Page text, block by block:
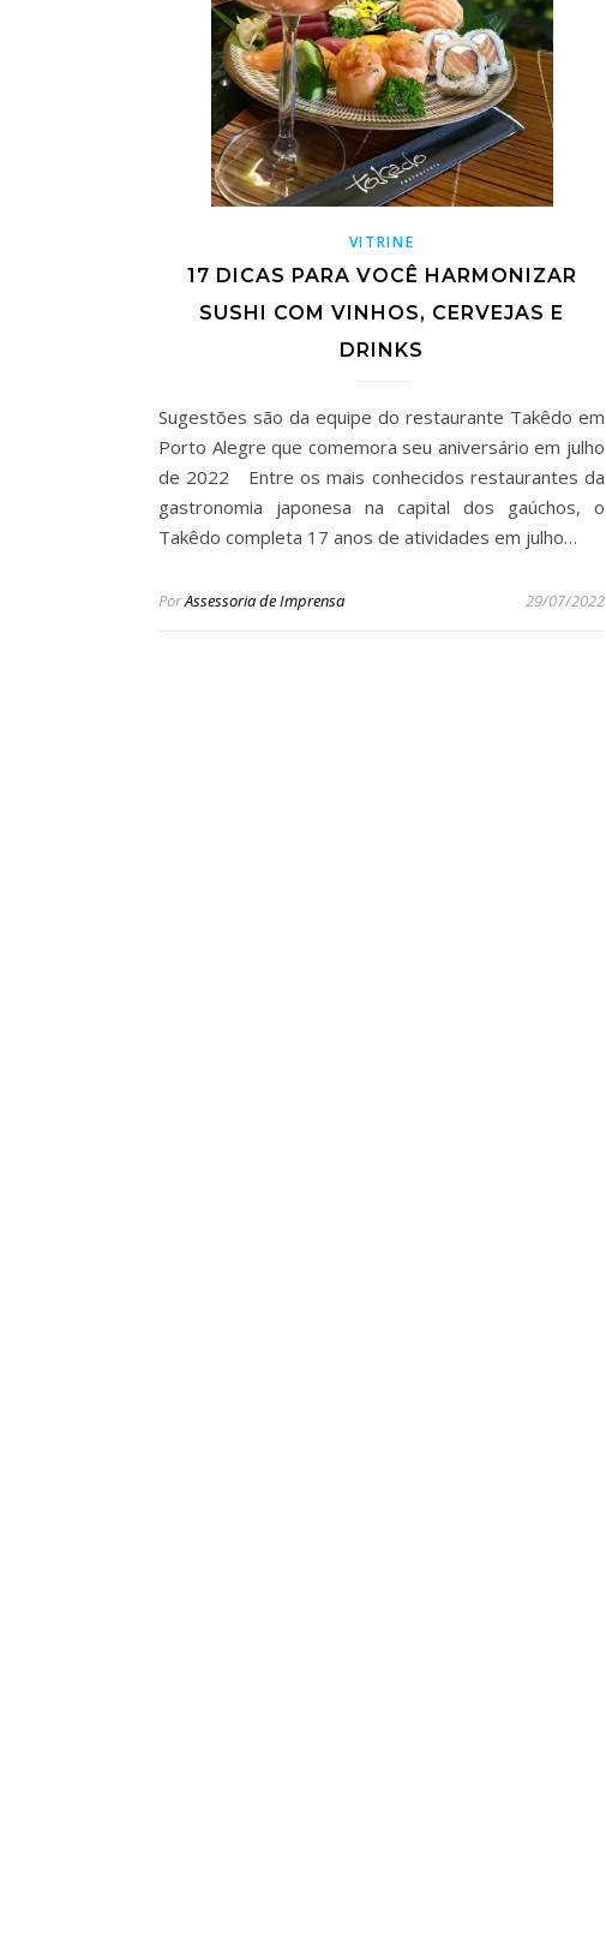
VITRINE
17 DICAS PARA VOCÊ HARMONIZAR
SUSHI COM VINHOS, CERVEJAS E
DRINKS
Sugestões são da equipe do restaurante Takêdo em
Porto Alegre que comemora seu aniversário em julho
de 2022 Entre os mais conhecidos restaurantes da
gastronomia japonesa na capital dos gaúchos, o
Takêdo completa 17 anos de atividades em julho…
PorAssessoria de Imprensa 29/07/2022